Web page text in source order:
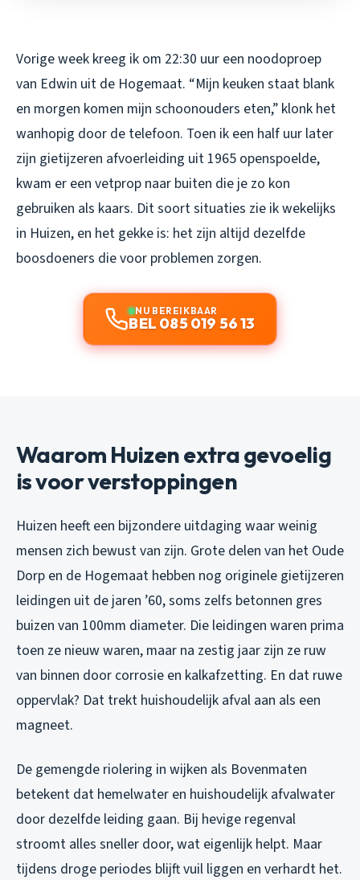
Vorige week kreeg ik om 22:30 uur een noodoproep
van Edwin uit de Hogemaat. “Mijn keuken staat blank
en morgen komen mijn schoonouders eten,” klonk het
wanhopig door de telefoon. Toen ik een half uur later
zijn gietijzeren afvoerleiding uit 1965 openspoelde,
kwam er een vetprop naar buiten die je zo kon
gebruiken als kaars. Dit soort situaties zie ik wekelijks
in Huizen, en het gekke is: het zijn altijd dezelfde
boosdoeners die voor problemen zorgen.
NU BEREIKBAAR
BEL 085 019 56 13
Waarom Huizen extra gevoelig
is voor verstoppingen
Huizen heeft een bijzondere uitdaging waar weinig
mensen zich bewust van zijn. Grote delen van het Oude
Dorp en de Hogemaat hebben nog originele gietijzeren
leidingen uit de jaren ’60, soms zelfs betonnen gres
buizen van 100mm diameter. Die leidingen waren prima
toen ze nieuw waren, maar na zestig jaar zijn ze ruw
van binnen door corrosie en kalkafzetting. En dat ruwe
oppervlak? Dat trekt huishoudelijk afval aan als een
magneet.
De gemengde riolering in wijken als Bovenmaten
betekent dat hemelwater en huishoudelijk afvalwater
door dezelfde leiding gaan. Bij hevige regenval
stroomt alles sneller door, wat eigenlijk helpt. Maar
tijdens droge periodes blijft vuil liggen en verhardt het.